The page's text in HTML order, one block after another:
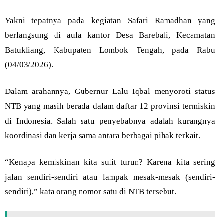
Yakni tepatnya pada kegiatan Safari Ramadhan yang
berlangsung di aula kantor Desa Barebali, Kecamatan
Batukliang, Kabupaten Lombok Tengah, pada Rabu
(04/03/2026).
Dalam arahannya, Gubernur Lalu Iqbal menyoroti status
NTB yang masih berada dalam daftar 12 provinsi termiskin
di Indonesia. Salah satu penyebabnya adalah kurangnya
koordinasi dan kerja sama antara berbagai pihak terkait.
“Kenapa kemiskinan kita sulit turun? Karena kita sering
jalan sendiri-sendiri atau lampak mesak-mesak (sendiri-
sendiri),” kata orang nomor satu di NTB tersebut.